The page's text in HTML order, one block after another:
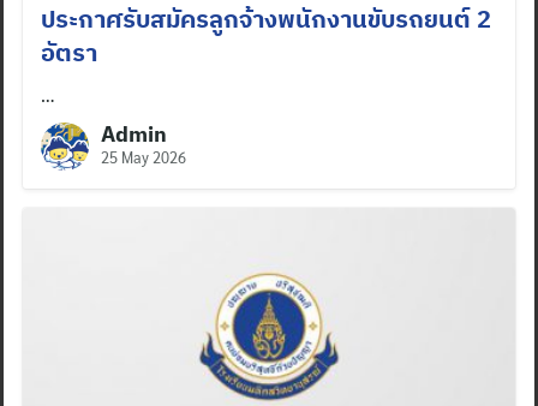
ประกาศรับสมัครลูกจ้างพนักงานขับรถยนต์ 2
อัตรา
…
Admin
25 May 2026